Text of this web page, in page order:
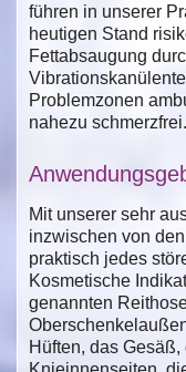
führen in unserer
heutigen Stand
Fettabsaugung
Problemzonen
nahezu schmerzfrei.
Mit unserer sehr
inzwischen von
praktisch jedes
Kosmetische
genannten
Hüften, das